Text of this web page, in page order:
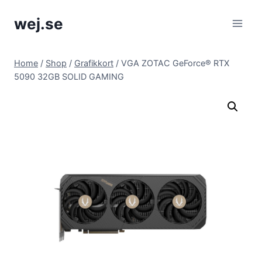
wej.se
Home / Shop / Grafikkort / VGA ZOTAC GeForce® RTX
5090 32GB SOLID GAMING